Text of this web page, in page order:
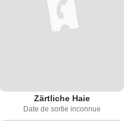
Zärtliche Haie
Date de sortie inconnue